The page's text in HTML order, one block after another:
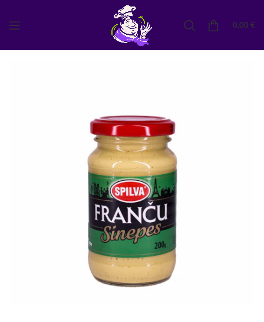
0,00 €